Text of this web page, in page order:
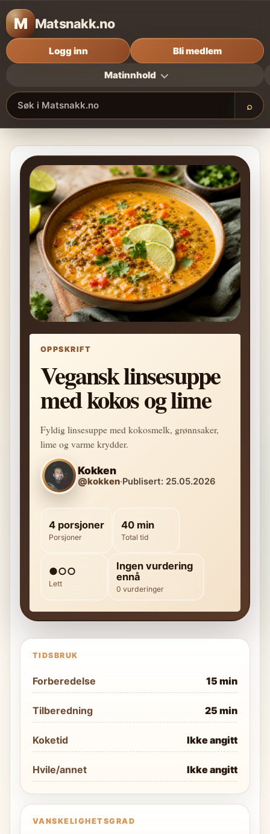
M Matsnakk.no
Matinnhold
Søk i Matsnakk.no ⌕
Logg inn Bli medlem
OPPSKRIFT
Vegansk linsesuppe
med kokos og lime
Fyldig linsesuppe med kokosmelk, grønnsaker,
lime og varme krydder.
Kokken
@kokken·Publisert: 25.05.2026
4 porsjoner
Porsjoner
40 min
Total tid
●○○
Lett
Ingen vurdering
ennå
0 vurderinger
TIDSBRUK
Forberedelse 15 min
Tilberedning 25 min
Koketid Ikke angitt
Hvile/annet Ikke angitt
VANSKELIGHETSGRAD